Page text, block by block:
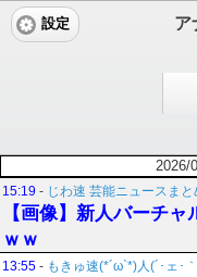
ア
設定
2026/
15:19 - じわ速 芸能ニュースまと
【画像】新人バーチ
ｗｗ
13:55 - もきゅ速(*´ω`*)人(´･ェ･